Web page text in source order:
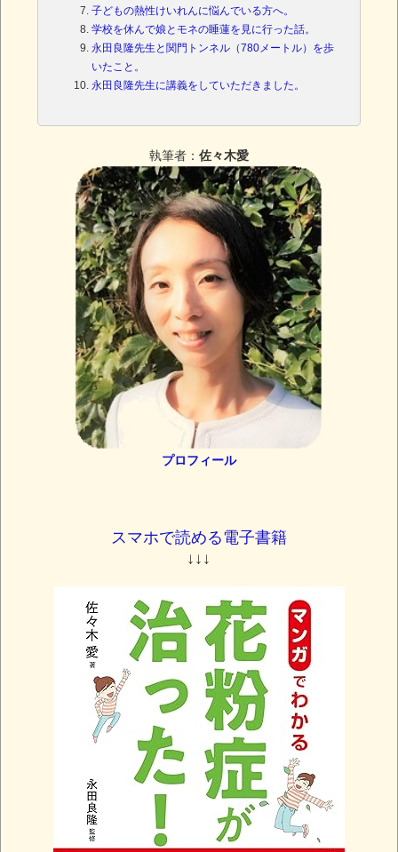
子どもの熱性けいれんに悩んでいる方へ。
学校を休んで娘とモネの睡蓮を見に行った話。
永田良隆先生と関門トンネル（780メートル）を歩
いたこと。
永田良隆先生に講義をしていただきました。
執筆者： 佐々木愛
プロフィール
スマホで読める電子書籍
↓↓↓